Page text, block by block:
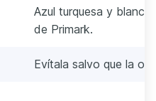
Azul turquesa y
de Primark.
Evítala salvo que la